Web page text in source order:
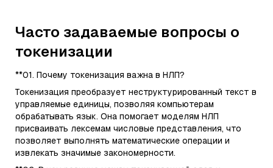
Часто задаваемые вопросы о
токенизации
**01. Почему токенизация важна в НЛП?
Токенизация преобразует неструктурированный текст в
управляемые единицы, позволяя компьютерам
обрабатывать язык. Она помогает моделям НЛП
присваивать лексемам числовые представления, что
позволяет выполнять математические операции и
извлекать значимые закономерности.